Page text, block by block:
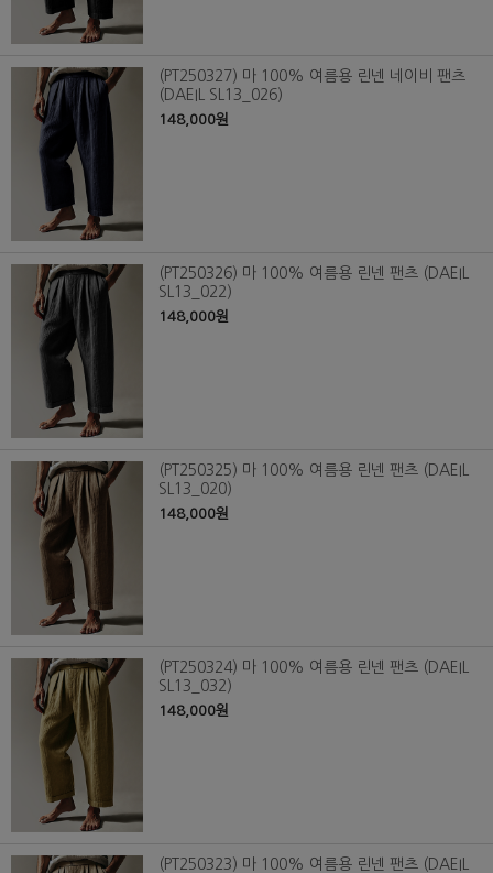
(PT250327) 마 100% 여름용 린넨 네이비 팬츠
(DAEIL SL13_026)
148,000원
(PT250326) 마 100% 여름용 린넨 팬츠 (DAEIL
SL13_022)
148,000원
(PT250325) 마 100% 여름용 린넨 팬츠 (DAEIL
SL13_020)
148,000원
(PT250324) 마 100% 여름용 린넨 팬츠 (DAEIL
SL13_032)
148,000원
(PT250323) 마 100% 여름용 린넨 팬츠 (DAEIL